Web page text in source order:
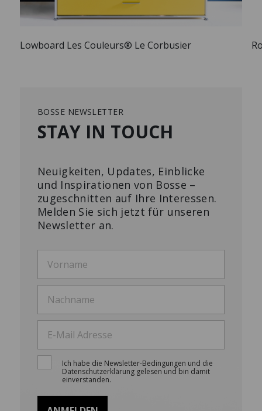
Lowboard Les Couleurs® Le Corbusier
BOSSE NEWSLETTER
STAY IN TOUCH
Neuigkeiten, Updates, Einblicke
und Inspirationen von Bosse –
zugeschnitten auf Ihre Interessen.
Melden Sie sich jetzt für unseren
Newsletter an.
Ich habe die Newsletter-Bedingungen und die
Datenschutzerklärung gelesen und bin damit
einverstanden.